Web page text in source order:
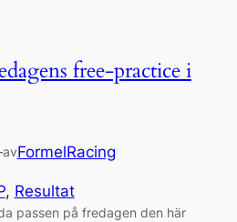
free-practice i
avFormelRacing
, Resultat
passen på fredagen den här